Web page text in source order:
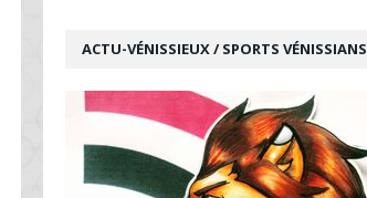
ACTU-VÉNISSIEUX / SPORTS VÉNISSIANS